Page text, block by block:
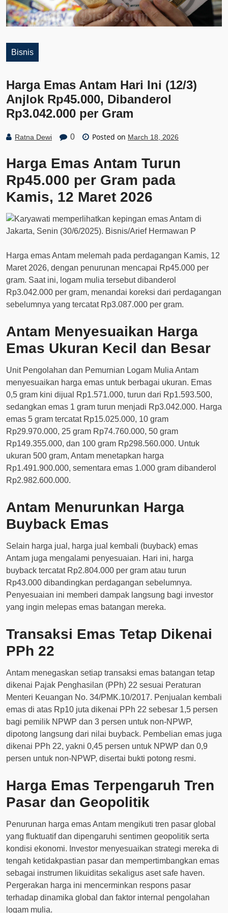
Bisnis
Harga Emas Antam Hari Ini (12/3)
Anjlok Rp45.000, Dibanderol
Rp3.042.000 per Gram
Ratna Dewi 0 Posted on March 18, 2026
Harga Emas Antam Turun
Rp45.000 per Gram pada
Kamis, 12 Maret 2026
Harga emas Antam melemah pada perdagangan Kamis, 12
Maret 2026, dengan penurunan mencapai Rp45.000 per
gram. Saat ini, logam mulia tersebut dibanderol
Rp3.042.000 per gram, menandai koreksi dari perdagangan
sebelumnya yang tercatat Rp3.087.000 per gram.
Antam Menyesuaikan Harga
Emas Ukuran Kecil dan Besar
Unit Pengolahan dan Pemurnian Logam Mulia Antam
menyesuaikan harga emas untuk berbagai ukuran. Emas
0,5 gram kini dijual Rp1.571.000, turun dari Rp1.593.500,
sedangkan emas 1 gram turun menjadi Rp3.042.000. Harga
emas 5 gram tercatat Rp15.025.000, 10 gram
Rp29.970.000, 25 gram Rp74.760.000, 50 gram
Rp149.355.000, dan 100 gram Rp298.560.000. Untuk
ukuran 500 gram, Antam menetapkan harga
Rp1.491.900.000, sementara emas 1.000 gram dibanderol
Rp2.982.600.000.
Antam Menurunkan Harga
Buyback Emas
Selain harga jual, harga jual kembali (buyback) emas
Antam juga mengalami penyesuaian. Hari ini, harga
buyback tercatat Rp2.804.000 per gram atau turun
Rp43.000 dibandingkan perdagangan sebelumnya.
Penyesuaian ini memberi dampak langsung bagi investor
yang ingin melepas emas batangan mereka.
Transaksi Emas Tetap Dikenai
PPh 22
Antam menegaskan setiap transaksi emas batangan tetap
dikenai Pajak Penghasilan (PPh) 22 sesuai Peraturan
Menteri Keuangan No. 34/PMK.10/2017. Penjualan kembali
emas di atas Rp10 juta dikenai PPh 22 sebesar 1,5 persen
bagi pemilik NPWP dan 3 persen untuk non-NPWP,
dipotong langsung dari nilai buyback. Pembelian emas juga
dikenai PPh 22, yakni 0,45 persen untuk NPWP dan 0,9
persen untuk non-NPWP, disertai bukti potong resmi.
Harga Emas Terpengaruh Tren
Pasar dan Geopolitik
Penurunan harga emas Antam mengikuti tren pasar global
yang fluktuatif dan dipengaruhi sentimen geopolitik serta
kondisi ekonomi. Investor menyesuaikan strategi mereka di
tengah ketidakpastian pasar dan mempertimbangkan emas
sebagai instrumen likuiditas sekaligus aset safe haven.
Pergerakan harga ini mencerminkan respons pasar
terhadap dinamika global dan faktor internal pengolahan
logam mulia.